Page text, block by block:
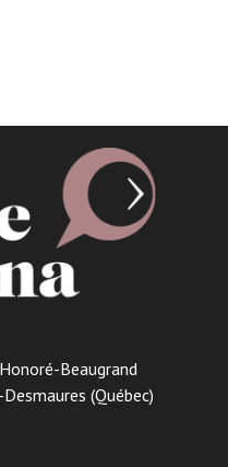
Beaugrand
(Québec)